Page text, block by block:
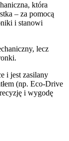
która
– za pomocą
i stanowi
lecz
i jest zasilany
(np. Eco-Drive
i wygodę